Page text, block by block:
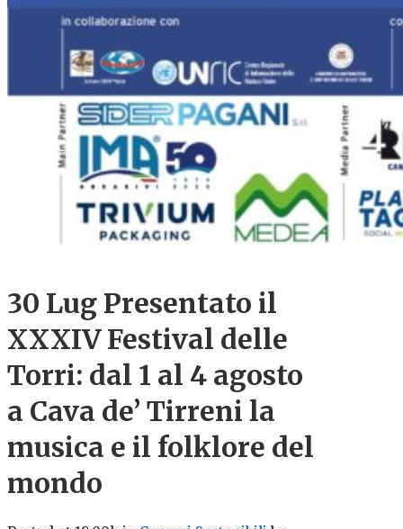
30 Lug Presentato il
XXXIV Festival delle
Torri: dal 1 al 4 agosto
a Cava de’ Tirreni la
musica e il folklore del
mondo